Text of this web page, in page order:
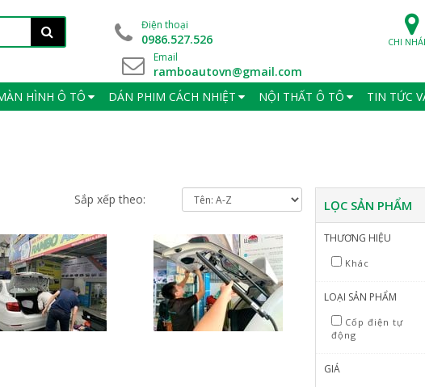
Điện thoại
0986.527.526
Email
ramboautovn@gmail.com
CHI
HÌNH Ô TÔ DÁN PHIM CÁCH NHIỆT NỘI THẤT Ô TÔ TIN TỨC
LỌC SẢN PHẨM
THƯƠNG HIỆU
Khác
LOẠI SẢN PHẨM
Cốp điện tự
động
GIÁ
Sắp xếp theo: